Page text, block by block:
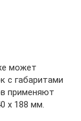
может
с габаритами
применяют
х 188 мм.